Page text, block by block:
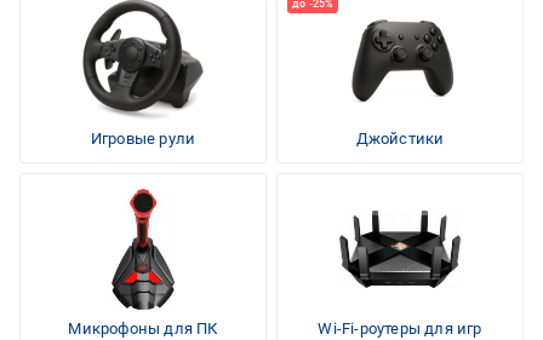
Игровые рули Джойстики
Микрофоны для ПК Wi-Fi-роутеры для игр